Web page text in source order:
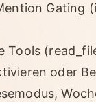
Gating
oder